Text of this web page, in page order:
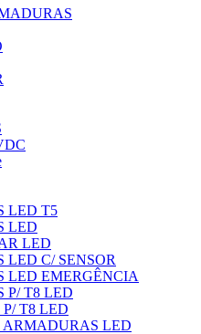
LED T5
LED
LED
C/ SENSOR
LED EMERGÊNCIA
P/ T8 LED
P/ T8 LED
ARMADURAS LED